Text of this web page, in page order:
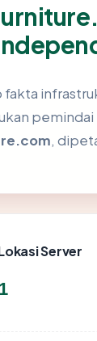
fakta
pemindai
,
Server